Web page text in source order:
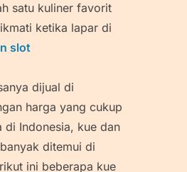
satu kuliner favorit
ketika lapar di
slot
dijual di
harga yang cukup
di Indonesia, kue dan
ditemui di
ini beberapa kue